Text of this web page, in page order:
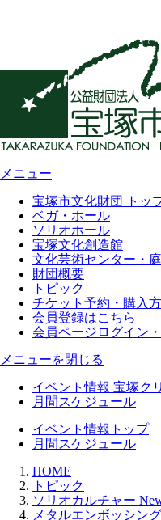
メニュー
宝塚市文化財団 トッ
ベガ・ホール
ソリオホール
宝塚文化創造館
文化芸術センター・
財団概要
トピック
チケット予約・購入
会員登録はこちら
会員ページログイン
メニューを閉じる
イベント情報 宝塚ク
月間スケジュール
イベント情報トップ
月間スケジュール
HOME
トピック
ソリオカルチャー
メタルエンボッシン